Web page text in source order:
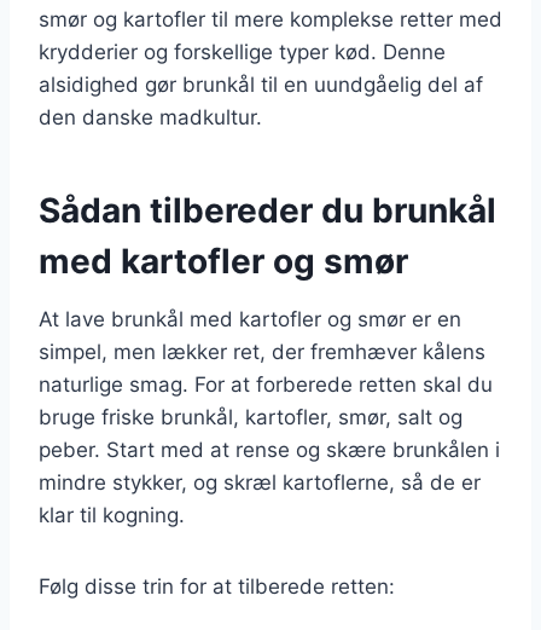
smør og kartofler til mere komplekse retter med
krydderier og forskellige typer kød. Denne
alsidighed gør brunkål til en uundgåelig del af
den danske madkultur.
Sådan tilbereder du brunkål
med kartofler og smør
At lave brunkål med kartofler og smør er en
simpel, men lækker ret, der fremhæver kålens
naturlige smag. For at forberede retten skal du
bruge friske brunkål, kartofler, smør, salt og
peber. Start med at rense og skære brunkålen i
mindre stykker, og skræl kartoflerne, så de er
klar til kogning.
Følg disse trin for at tilberede retten: